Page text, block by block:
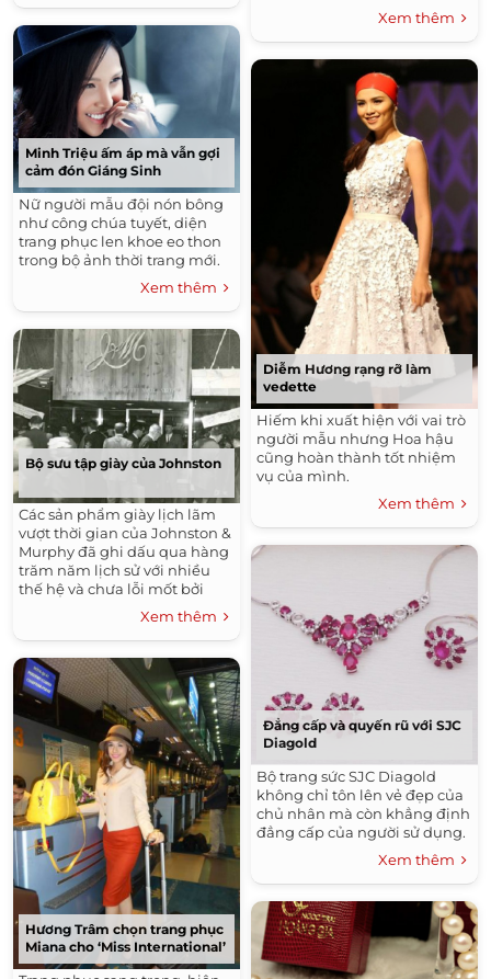
Minh Triệu ấm áp mà vẫn gợi
cảm đón Giáng Sinh
Nữ người mẫu đội nón bông
như công chúa tuyết, diện
trang phục len khoe eo thon
trong bộ ảnh thời trang mới.
Xem thêm
Bộ sưu tập giày của Johnston
Các sản phẩm giày lịch lãm
vượt thời gian của Johnston &
Murphy đã ghi dấu qua hàng
trăm năm lịch sử với nhiều
thế hệ và chưa lỗi mốt bởi
thiết kế ấn tượng, chất liệu
Xem thêm
Hương Trâm chọn trang phục
Miana cho ‘Miss International’
Xem thêm
Diễm Hương rạng rỡ làm
vedette
Hiếm khi xuất hiện với vai trò
người mẫu nhưng Hoa hậu
cũng hoàn thành tốt nhiệm
vụ của mình.
Xem thêm
Đẳng cấp và quyến rũ với SJC
Diagold
Bộ trang sức SJC Diagold
không chỉ tôn lên vẻ đẹp của
chủ nhân mà còn khẳng định
đẳng cấp của người sử dụng.
Xem thêm